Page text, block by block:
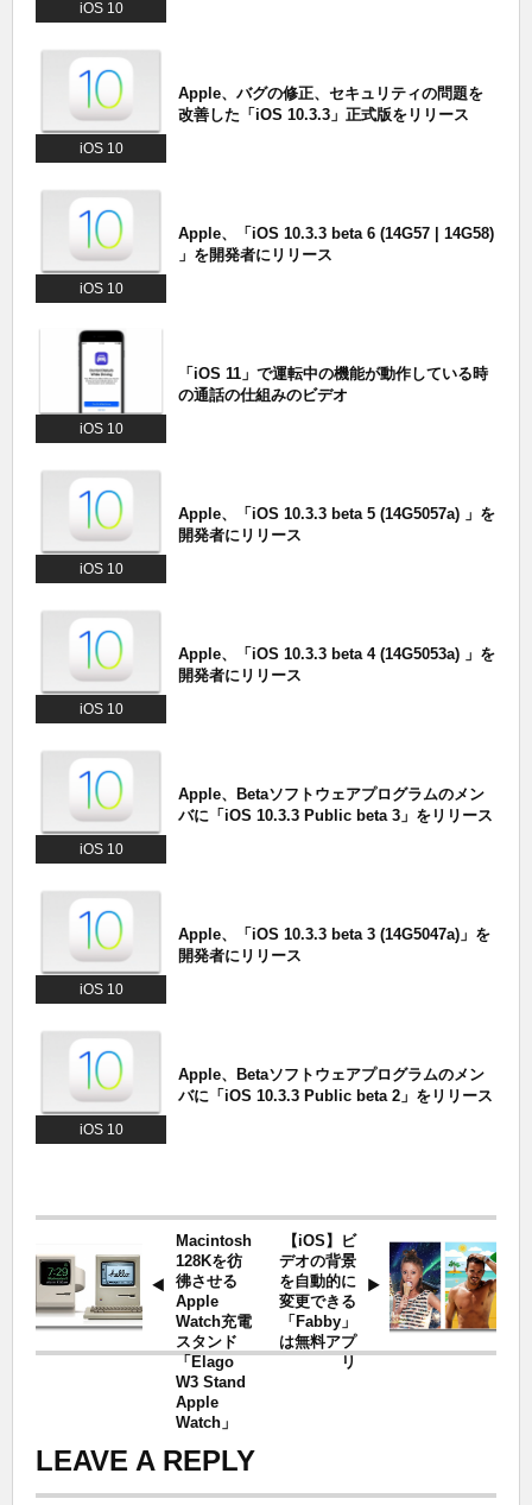
iOS 10
iOS 10
Apple、バグの修正、セキュリティの問題を
改善した「iOS 10.3.3」正式版をリリース
iOS 10
Apple、「iOS 10.3.3 beta 6 (14G57 | 14G58)
」を開発者にリリース
iOS 10
「iOS 11」で運転中の機能が動作している時
の通話の仕組みのビデオ
iOS 10
Apple、「iOS 10.3.3 beta 5 (14G5057a) 」を
開発者にリリース
iOS 10
Apple、「iOS 10.3.3 beta 4 (14G5053a) 」を
開発者にリリース
iOS 10
Apple、Betaソフトウェアプログラムのメン
バに「iOS 10.3.3 Public beta 3」をリリース
iOS 10
Apple、「iOS 10.3.3 beta 3 (14G5047a)」を
開発者にリリース
iOS 10
Apple、Betaソフトウェアプログラムのメン
バに「iOS 10.3.3 Public beta 2」をリリース
Macintosh
128Kを彷
彿させる
Apple
Watch充電
スタンド
「Elago
W3 Stand
Apple
Watch」
【iOS】ビ
デオの背景
を自動的に
変更できる
「Fabby」
は無料アプ
リ
LEAVE A REPLY